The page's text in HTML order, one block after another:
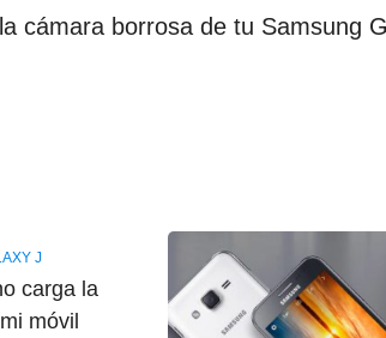
cámara borrosa de tu Samsung
J
carga la
móvil